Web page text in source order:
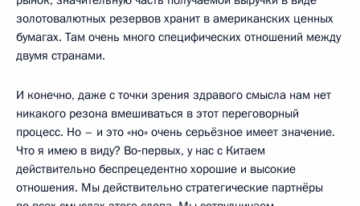
золотовалютных резервов хранит в американских ценных
бумагах. Там очень много специфических отношений между
двумя странами.
И конечно, даже с точки зрения здравого смысла нам нет
никакого резона вмешиваться в этот переговорный
процесс. Но – и это «но» очень серьёзное имеет значение.
Что я имею в виду? Во‑первых, у нас с Китаем
действительно беспрецедентно хорошие и высокие
отношения. Мы действительно стратегические партнёры